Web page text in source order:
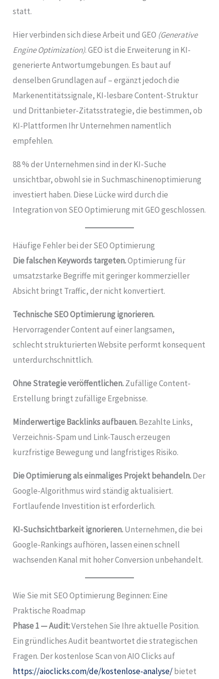
statt.
Hier verbinden sich diese Arbeit und GEO (Generative
Engine Optimization). GEO ist die Erweiterung in KI-
generierte Antwortumgebungen. Es baut auf
denselben Grundlagen auf – ergänzt jedoch die
Markenentitätssignale, KI-lesbare Content-Struktur
und Drittanbieter-Zitatsstrategie, die bestimmen, ob
KI-Plattformen Ihr Unternehmen namentlich
empfehlen.
88 % der Unternehmen sind in der KI-Suche
unsichtbar, obwohl sie in Suchmaschinenoptimierung
investiert haben. Diese Lücke wird durch die
Integration von SEO Optimierung mit GEO geschlossen.
Häufige Fehler bei der SEO Optimierung
Die falschen Keywords targeten.Optimierung für
umsatzstarke Begriffe mit geringer kommerzieller
Absicht bringt Traffic, der nicht konvertiert.
Technische SEO Optimierung ignorieren.
Hervorragender Content auf einer langsamen,
schlecht strukturierten Website performt konsequent
unterdurchschnittlich.
Ohne Strategie veröffentlichen.Zufällige Content-
Erstellung bringt zufällige Ergebnisse.
Minderwertige Backlinks aufbauen.Bezahlte Links,
Verzeichnis-Spam und Link-Tausch erzeugen
kurzfristige Bewegung und langfristiges Risiko.
Die Optimierung als einmaliges Projekt behandeln.Der
Google-Algorithmus wird ständig aktualisiert.
Fortlaufende Investition ist erforderlich.
KI-Suchsichtbarkeit ignorieren.Unternehmen, die bei
Google-Rankings aufhören, lassen einen schnell
wachsenden Kanal mit hoher Conversion unbehandelt.
Wie Sie mit SEO Optimierung Beginnen: Eine
Praktische Roadmap
Phase 1 — Audit:Verstehen Sie Ihre aktuelle Position.
Ein gründliches Audit beantwortet die strategischen
Fragen. Der kostenlose Scan von AIO Clicks auf
https://aioclicks.com/de/kostenlose-analyse/bietet